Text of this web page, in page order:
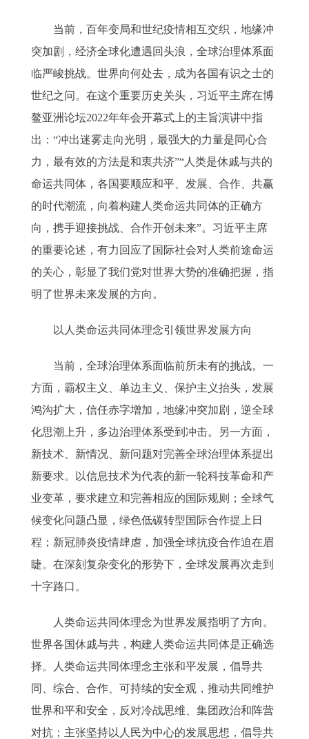
当前，百年变局和世纪疫情相互交织，地缘冲
突加剧，经济全球化遭遇回头浪，全球治理体系面
临严峻挑战。世界向何处去，成为各国有识之士的
世纪之问。在这个重要历史关头，习近平主席在博
鳌亚洲论坛2022年年会开幕式上的主旨演讲中指
出：“冲出迷雾走向光明，最强大的力量是同心合
力，最有效的方法是和衷共济”“人类是休戚与共的
命运共同体，各国要顺应和平、发展、合作、共赢
的时代潮流，向着构建人类命运共同体的正确方
向，携手迎接挑战、合作开创未来”。习近平主席
的重要论述，有力回应了国际社会对人类前途命运
的关心，彰显了我们党对世界大势的准确把握，指
明了世界未来发展的方向。
以人类命运共同体理念引领世界发展方向
当前，全球治理体系面临前所未有的挑战。一
方面，霸权主义、单边主义、保护主义抬头，发展
鸿沟扩大，信任赤字增加，地缘冲突加剧，逆全球
化思潮上升，多边治理体系受到冲击。另一方面，
新技术、新情况、新问题对完善全球治理体系提出
新要求。以信息技术为代表的新一轮科技革命和产
业变革，要求建立和完善相应的国际规则；全球气
候变化问题凸显，绿色低碳转型国际合作提上日
程；新冠肺炎疫情肆虐，加强全球抗疫合作迫在眉
睫。在深刻复杂变化的形势下，全球发展再次走到
十字路口。
人类命运共同体理念为世界发展指明了方向。
世界各国休戚与共，构建人类命运共同体是正确选
择。人类命运共同体理念主张和平发展，倡导共
同、综合、合作、可持续的安全观，推动共同维护
世界和平和安全，反对冷战思维、集团政治和阵营
对抗；主张坚持以人民为中心的发展思想，倡导共